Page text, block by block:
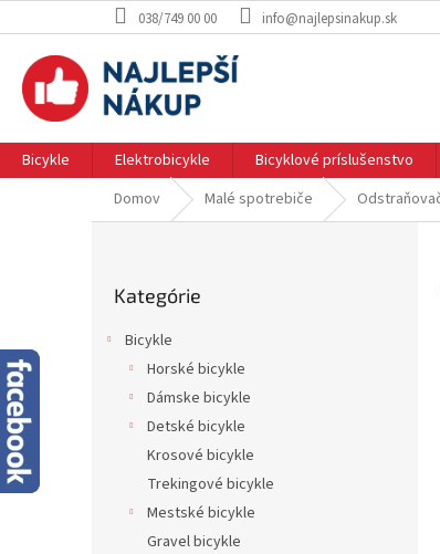
na
038/749 00 00 info@najlepsinakup.sk
Bicykle Elektrobicykle Bicyklové príslušenstvo
Domov
Malé spotrebiče
kategórie
Kategórie
Bicykle
Horské bicykle
Dámske bicykle
Detské bicykle
Krosové bicykle
Trekingové bicykle
Mestské bicykle
Gravel bicykle